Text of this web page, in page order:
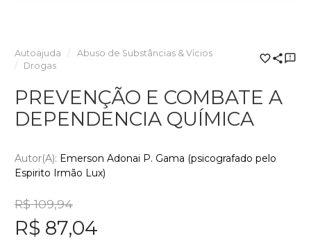
Autoajuda
Abuso de Substâncias & Vícios
Drogas
PREVENÇÃO E COMBATE A
DEPENDENCIA QUÍMICA
Autor(a): Emerson Adonai P. Gama (psicografado pelo
Espirito Irmão Lux)
R$ 109,94
R$ 87,04